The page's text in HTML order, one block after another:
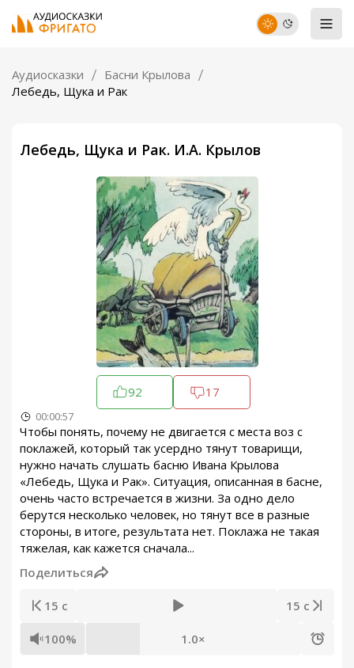
Аудиосказки
Басни Крылова
Лебедь, Щука и Рак
Лебедь, Щука и Рак. И.А. Крылов
92 17
00:00:57
Чтобы понять, почему не двигается с места воз с
поклажей, который так усердно тянут товарищи,
нужно начать слушать басню Ивана Крылова
«Лебедь, Щука и Рак». Ситуация, описанная в басне,
очень часто встречается в жизни. За одно дело
берутся несколько человек, но тянут все в разные
стороны, в итоге, результата нет. Поклажа не такая
тяжелая, как кажется сначала...
Поделиться
15 с 15 с
100% 1.0×